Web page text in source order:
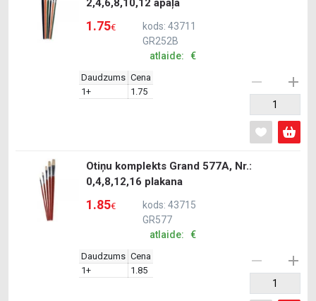
2,4,6,8,10,12 apaļa
1.75€
kods: 43711
GR252B
atlaide: €
Daudzums Cena
1+
1.75
Otiņu komplekts Grand 577A, Nr.:
0,4,8,12,16 plakana
1.85€
kods: 43715
GR577
atlaide: €
Daudzums Cena
1+
1.85